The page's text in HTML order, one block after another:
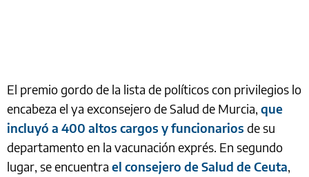
El premio gordo de la lista de políticos con privilegios lo
encabeza el ya exconsejero de Salud de Murcia, que
incluyó a 400 altos cargos y funcionarios de su
departamento en la vacunación exprés. En segundo
lugar, se encuentra el consejero de Salud de Ceuta,